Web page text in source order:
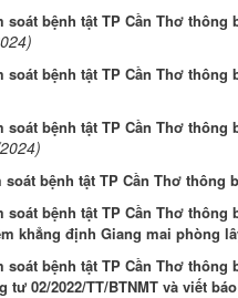
soát bệnh tật TP Cần Thơ
soát bệnh tật TP Cần Thơ
soát bệnh tật TP Cần Thơ
soát bệnh tật TP Cần Thơ
soát bệnh tật TP Cần Thơ
khẳng định Giang mai phòng
soát bệnh tật TP Cần Thơ
tư 02/2022/TT/BTNMT và viết